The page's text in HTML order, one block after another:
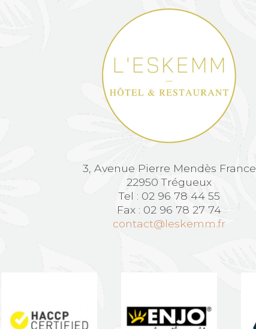
3, Avenue Pierre Mendès France
22950 Trégueux
Tel : 02 96 78 44 55
Fax : 02 96 78 27 74
contact@leskemm.fr